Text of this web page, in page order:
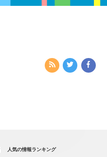
人気の情報ランキング